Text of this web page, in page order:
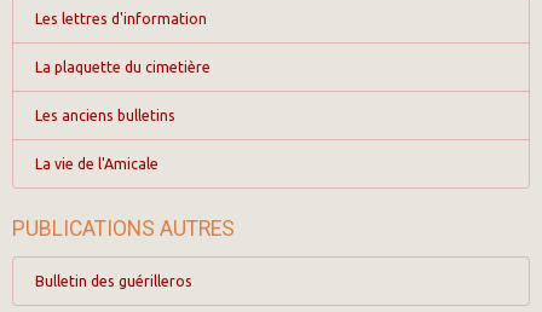
Les lettres d'information
La plaquette du cimetière
Les anciens bulletins
La vie de l'Amicale
PUBLICATIONS AUTRES
Bulletin des guérilleros